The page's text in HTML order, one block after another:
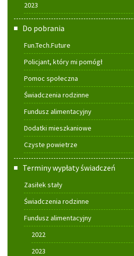
2023
Do pobrania
Fun.Tech.Future
Policjant, który mi pomógł
Pomoc społeczna
Świadczenia rodzinne
Fundusz alimentacyjny
Dodatki mieszkaniowe
Czyste powietrze
Terminy wypłaty świadczeń
Zasiłek stały
Świadczenia rodzinne
Fundusz alimentacyjny
2022
2023